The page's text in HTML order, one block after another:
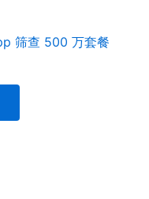
筛查 500 万套餐